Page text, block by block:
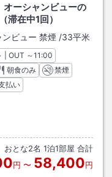
ーシャンビューの
滞在中1回）
ビュー 禁煙 /33平米
イン
| OUT チェックアウト
～11:00
朝食のみ
禁煙
払い
おとな2名 1泊1部屋 合計
円 〜 58,400円